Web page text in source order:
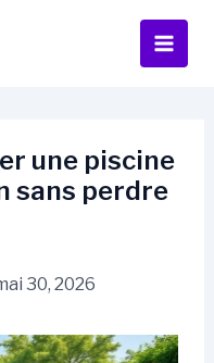
une piscine
sans perdre
30, 2026